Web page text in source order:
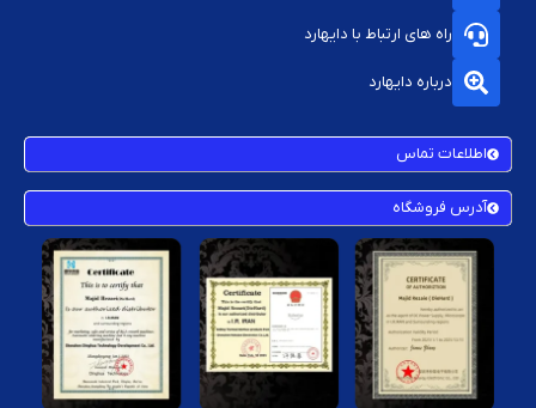
راه های ارتباط با دایهارد
درباره دایهارد
اطلاعات تماس
آدرس فروشگاه